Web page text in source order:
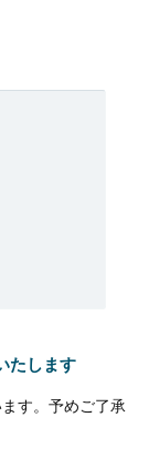
たします
す。予めご了承